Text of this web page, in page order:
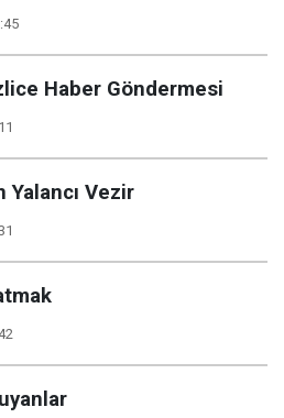
Haber Göndermesi
Vezir